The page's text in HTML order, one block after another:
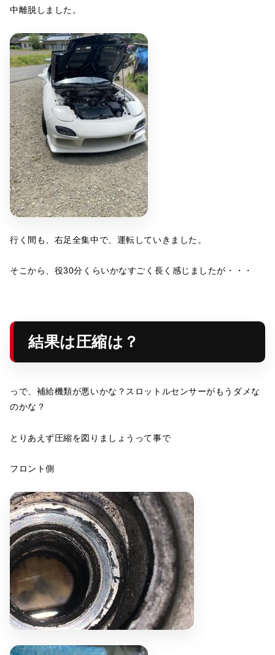
中離脱しました。
行く間も、右足全集中で、運転していきました。
そこから、役30分くらいかなすごく長く感じましたが・・・
結果は圧縮は？
っで、補給機類が悪いかな？スロットルセンサーがもうダメな
のかな？
とりあえず圧縮を図りましょうって事で
フロント側